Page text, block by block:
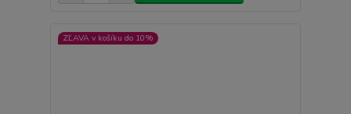
ZĽAVA v košíku do 10%